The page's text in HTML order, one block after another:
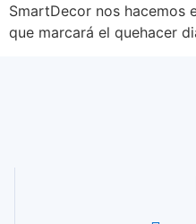
SmartDecor nos hacemos
que marcará el quehacer